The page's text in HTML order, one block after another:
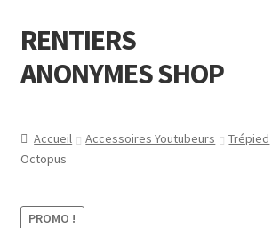
Aller
à
la
Aller
au
contenu
RENTIERS
ANONYMES SHOP
F.A.Q (Foire aux questions )
Contactez-nous?
Accueil Accessoires Youtubeurs Trépied
Octopus
PROMO !